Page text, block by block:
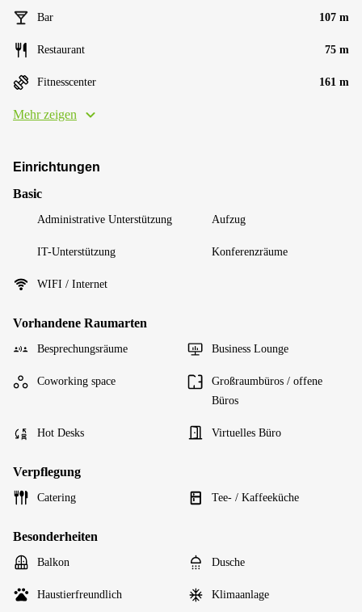
Bar 107 m
Restaurant 75 m
Fitnesscenter 161 m
Mehr zeigen
Einrichtungen
Basic
Administrative Unterstützung Aufzug
IT-Unterstützung Konferenzräume
WIFI / Internet
Vorhandene Raumarten
Besprechungsräume Business Lounge
Coworking space
Großraumbüros / offene
Büros
Hot Desks Virtuelles Büro
Verpflegung
Catering Tee- / Kaffeeküche
Besonderheiten
Balkon Dusche
Haustierfreundlich Klimaanlage